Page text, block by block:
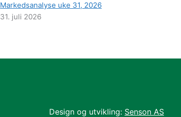
Markedsanalyse uke 31, 2026
31. juli 2026
Design og utvikling: Senson AS